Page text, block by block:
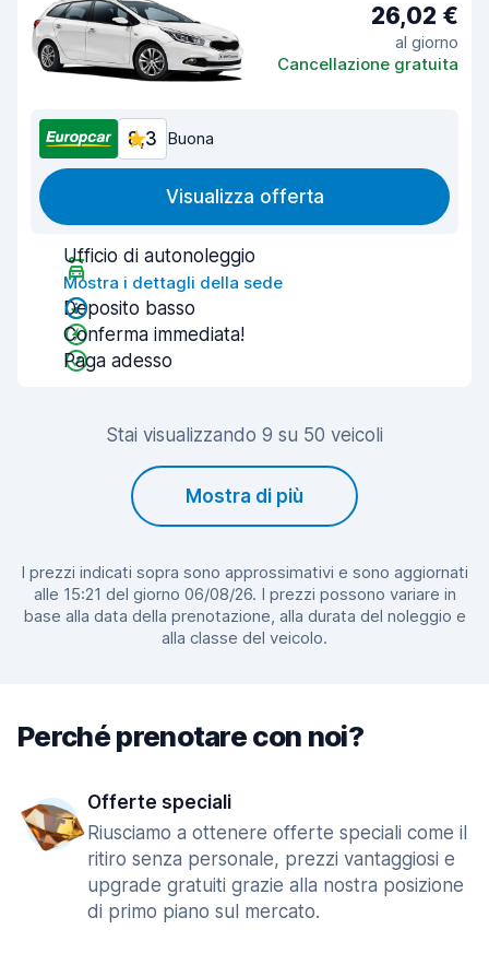
26,02 €
al giorno
Cancellazione gratuita
8,3 Buona
Visualizza offerta
Ufficio di autonoleggio
Mostra i dettagli della sede
Deposito basso
Conferma immediata!
Paga adesso
Stai visualizzando 9 su 50 veicoli
Mostra di più
I prezzi indicati sopra sono approssimativi e sono aggiornati
alle 15:21 del giorno 06/08/26. I prezzi possono variare in
base alla data della prenotazione, alla durata del noleggio e
alla classe del veicolo.
Perché prenotare con noi?
Offerte speciali
Riusciamo a ottenere offerte speciali come il
ritiro senza personale, prezzi vantaggiosi e
upgrade gratuiti grazie alla nostra posizione
di primo piano sul mercato.